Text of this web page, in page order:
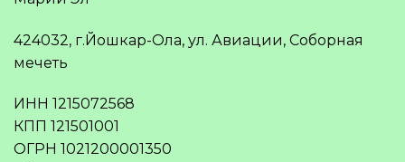
424032, г.Йошкар-Ола, ул. Авиации, Соборная
мечеть
ИНН 1215072568
КПП 121501001
ОГРН 1021200001350